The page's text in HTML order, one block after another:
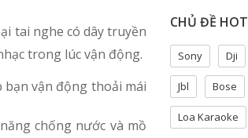
tai nghe có dây truyền
trong lúc vận động.
vận động thoải mái
chống nước và mồ
CHỦ ĐỀ HOT
Sony Dji
Jbl Bose
Loa Karaoke